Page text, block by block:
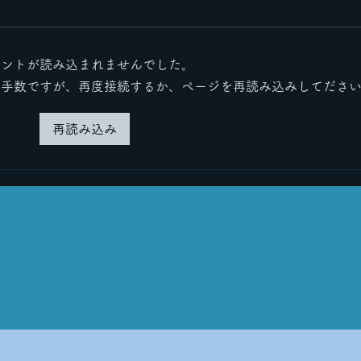
里帰りその２
トが読み込まれませんでした。
数ですが、再度接続するか、ページを再読み込みしてださい
再読み込み